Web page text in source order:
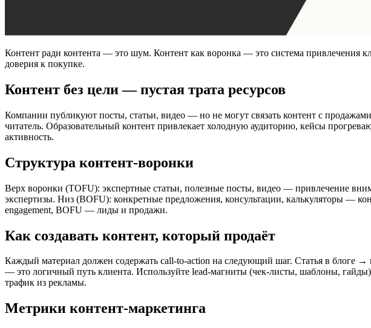
Контент ради контента — это шум. Контент как воронка — это система привлечения
доверия к покупке.
Контент без цели — пустая трата ресурсов
Компании публикуют посты, статьи, видео — но не могут связать контент с
читатель. Образовательный контент привлекает холодную аудиторию, кейсы
активность.
Структура контент-воронки
Верх воронки (TOFU): экспертные статьи, полезные посты, видео — привлечение
экспертизы. Низ (BOFU): конкретные предложения, консультации, калькуляторы —
engagement, BOFU — лиды и продажи.
Как создавать контент, который продаёт
Каждый материал должен содержать call-to-action на следующий шаг. Статья в блоге
— это логичный путь клиента. Используйте lead-магниты (чек-листы, шаблоны,
трафик из рекламы.
Метрики контент-маркетинга